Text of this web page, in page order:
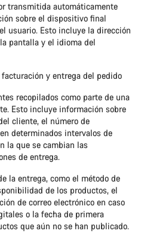
transmitida automáticamente
sobre el dispositivo final
usuario. Esto incluye la dirección
pantalla y el idioma del
y entrega del pedido
recopilados como parte de una
Esto incluye información sobre
cliente, el número de
determinados intervalos de
la que se cambian las
de entrega.
la entrega, como el método de
de los productos, el
de correo electrónico en caso
o la fecha de primera
que aún no se han publicado.